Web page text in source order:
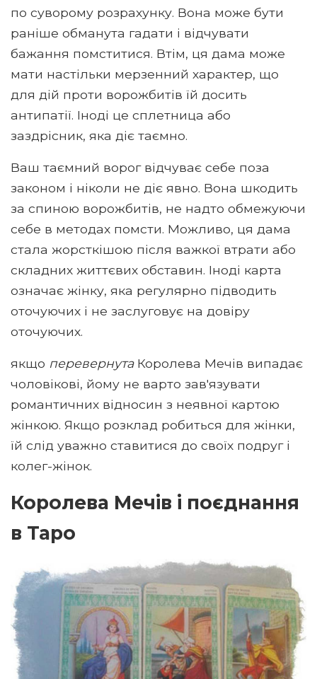
по суворому розрахунку. Вона може бути
раніше обманута гадати і відчувати
бажання помститися. Втім, ця дама може
мати настільки мерзенний характер, що
для дій проти ворожбитів їй досить
антипатії. Іноді це сплетница або
заздрісник, яка діє таємно.
Ваш таємний ворог відчуває себе поза
законом і ніколи не діє явно. Вона шкодить
за спиною ворожбитів, не надто обмежуючи
себе в методах помсти. Можливо, ця дама
стала жорсткішою після важкої втрати або
складних життєвих обставин. Іноді карта
означає жінку, яка регулярно підводить
оточуючих і не заслуговує на довіру
оточуючих.
якщо перевернутаКоролева Мечів випадає
чоловікові, йому не варто зав'язувати
романтичних відносин з неявної картою
жінкою. Якщо розклад робиться для жінки,
їй слід уважно ставитися до своїх подруг і
колег-жінок.
Королева Мечів і поєднання
в Таро